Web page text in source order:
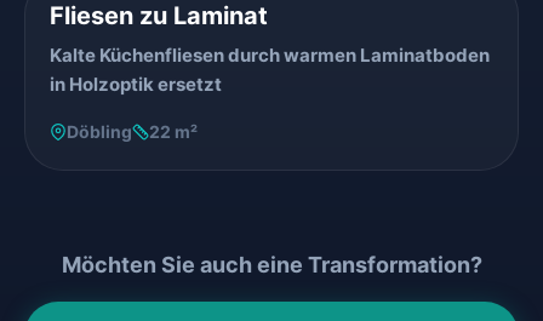
Fliesen zu Laminat
Kalte Küchenfliesen durch warmen Laminatboden
in Holzoptik ersetzt
Döbling 22 m²
Möchten Sie auch eine Transformation?